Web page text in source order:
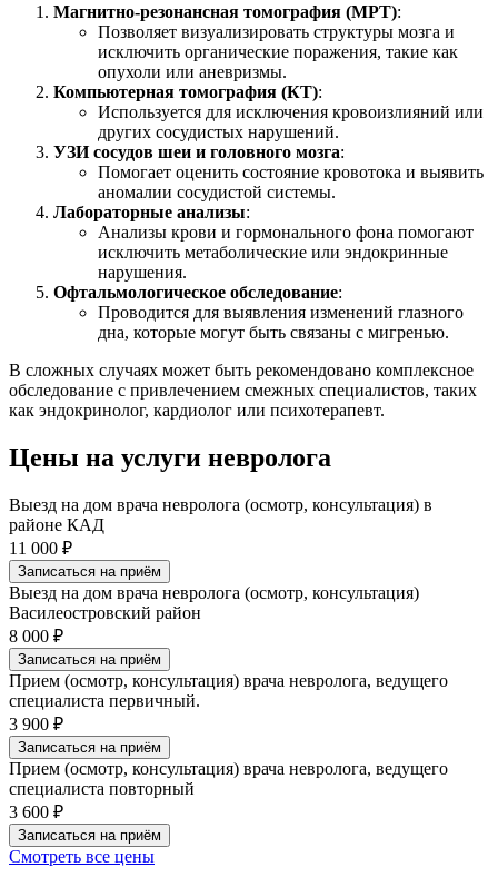
Магнитно-резонансная томография (МРТ):
Позволяет визуализировать структуры мозга и
исключить органические поражения, такие как
опухоли или аневризмы.
Компьютерная томография (КТ):
Используется для исключения кровоизлияний или
других сосудистых нарушений.
УЗИ сосудов шеи и головного мозга:
Помогает оценить состояние кровотока и выявить
аномалии сосудистой системы.
Лабораторные анализы:
Анализы крови и гормонального фона помогают
исключить метаболические или эндокринные
нарушения.
Офтальмологическое обследование:
Проводится для выявления изменений глазного
дна, которые могут быть связаны с мигренью.
В сложных случаях может быть рекомендовано комплексное
обследование с привлечением смежных специалистов, таких
как эндокринолог, кардиолог или психотерапевт.
Цены на услуги невролога
Выезд на дом врача невролога (осмотр, консультация) в
районе КАД
11 000 ₽
Записаться на приём
Выезд на дом врача невролога (осмотр, консультация)
Василеостровский район
8 000 ₽
Записаться на приём
Прием (осмотр, консультация) врача невролога, ведущего
специалиста первичный.
3 900 ₽
Записаться на приём
Прием (осмотр, консультация) врача невролога, ведущего
специалиста повторный
3 600 ₽
Записаться на приём
Смотреть все цены